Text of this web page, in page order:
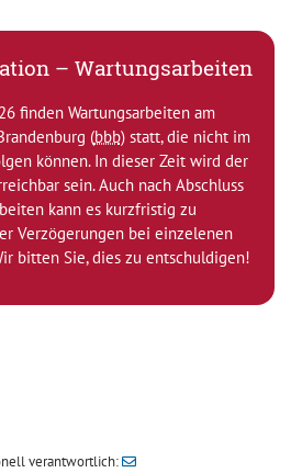
– Wartungsarbeiten
finden Wartungsarbeiten am
(bbb) statt, die nicht im
können. In dieser Zeit wird der
sein. Auch nach Abschluss
kann es kurzfristig zu
Verzögerungen bei einzelenen
bitten Sie, dies zu entschuldigen!
verantwortlich: